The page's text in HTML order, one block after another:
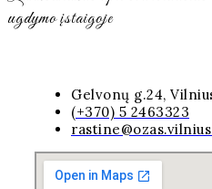
ugdymo įstaigoje
Gelvonų g.24,
(+370) 5 2463323